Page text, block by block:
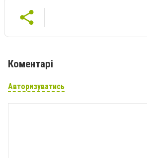
Коментарі
Авторизуватись